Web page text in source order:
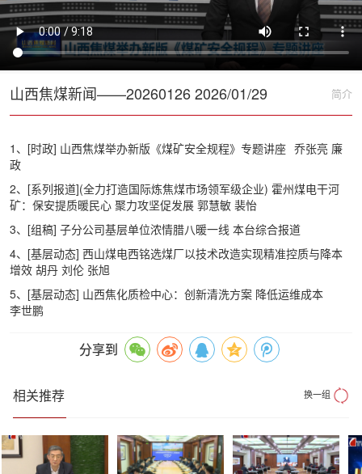
山西焦煤新闻——20260126 2026/01/29 简介
分享到
1、[时政] 山西焦煤举办新版《煤矿安全规程》专题讲座 乔张亮 廉
政
2、[系列报道](全力打造国际炼焦煤市场领军级企业) 霍州煤电干河
矿：保安提质暖民心 聚力攻坚促发展 郭慧敏 裴怡
3、[组稿] 子分公司基层单位浓情腊八暖一线 本台综合报道
4、[基层动态] 西山煤电西铭选煤厂以技术改造实现精准控质与降本
增效 胡丹 刘伦 张旭
5、[基层动态] 山西焦化质检中心：创新清洗方案 降低运维成本
李世鹏
相关推荐 换一组